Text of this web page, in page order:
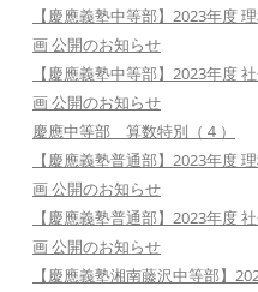
【慶應義塾中等部】2023年度
画 公開のお知らせ
【慶應義塾中等部】2023年度
画 公開のお知らせ
慶應中等部 算数特別（４）
【慶應義塾普通部】2023年度
画 公開のお知らせ
【慶應義塾普通部】2023年度
画 公開のお知らせ
【慶應義塾湘南藤沢中等部】